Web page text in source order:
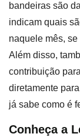
bandeiras são
indicam quais
naquele mês,
Além disso,
contribuição
diretamente
já sabe como é
Conheça a